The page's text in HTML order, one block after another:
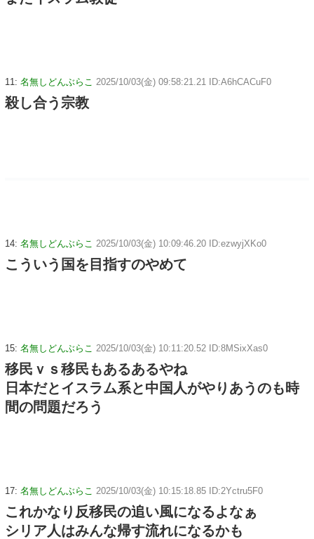
11: 名無しどんぶらこ 2025/10/03(金) 09:58:21.21 ID:A6hCACuF0
殺し合う宗教
14: 名無しどんぶらこ 2025/10/03(金) 10:09:46.20 ID:ezwyjXKo0
こういう国を目指すのやめて
15: 名無しどんぶらこ 2025/10/03(金) 10:11:20.52 ID:8MSixXas0
移民ｖｓ移民もあるあるやね
日本だとイスラム系と中国人がやりあうのも時
間の問題だろう
17: 名無しどんぶらこ 2025/10/03(金) 10:15:18.85 ID:2Yctru5F0
これかなり反移民の追い風になるよなぁ
シリア人はみんな帰す流れになるかも